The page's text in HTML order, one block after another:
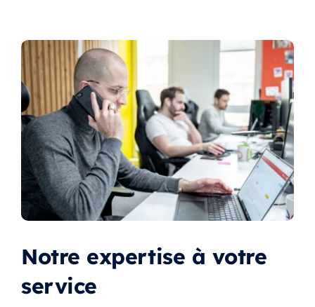
Notre expertise à votre
service